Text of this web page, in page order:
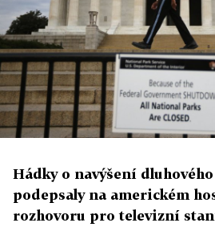
Hádky o navýšení
podepsaly na americkém
rozhovoru pro televizní